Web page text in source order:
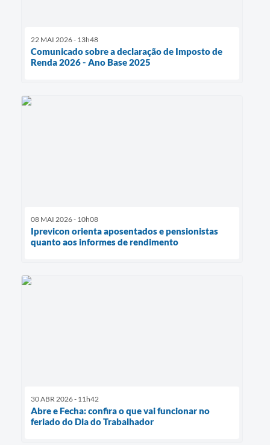
22 MAI 2026 - 13h48
Comunicado sobre a declaração de Imposto de
Renda 2026 - Ano Base 2025
08 MAI 2026 - 10h08
Iprevicon orienta aposentados e pensionistas
quanto aos informes de rendimento
30 ABR 2026 - 11h42
Abre e Fecha: confira o que vai funcionar no
feriado do Dia do Trabalhador